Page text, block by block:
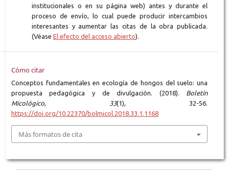
institucionales o en su página web) antes y durante el
proceso de envío, lo cual puede producir intercambios
interesantes y aumentar las citas de la obra publicada.
(Véase El efecto del acceso abierto).
Cómo citar
Conceptos fundamentales en ecología de hongos del suelo: una
propuesta pedagógica y de divulgación. (2018). Boletín
Micológico, 33(1), 32-56.
https://doi.org/10.22370/bolmicol.2018.33.1.1168
Más formatos de cita